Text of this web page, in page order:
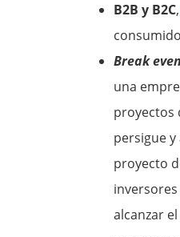
B2B y B2C,
Break even
una
proyectos
persigue
proyecto
alcanzar